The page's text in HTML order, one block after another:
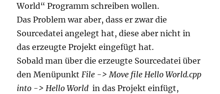
World“ Programm schreiben wollen.
Das Problem war aber, dass er zwar die
Sourcedatei angelegt hat, diese aber nicht in
das erzeugte Projekt eingefügt hat.
Sobald man über die erzeugte Sourcedatei über
den MenüpunktFile -> Move file Hello World.cpp
into -> Hello World in das Projekt einfügt,